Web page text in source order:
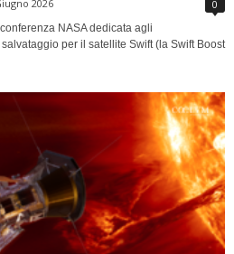
2026 0
NASA dedicata agli
per il satellite Swift (la Swift Boost